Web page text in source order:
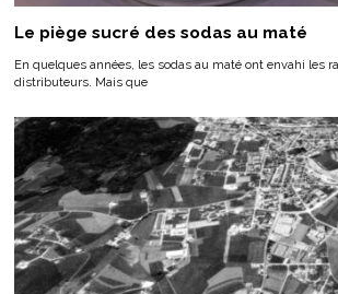
Le piège sucré des sodas au maté
En quelques années, les sodas au maté ont envahi les
distributeurs. Mais que